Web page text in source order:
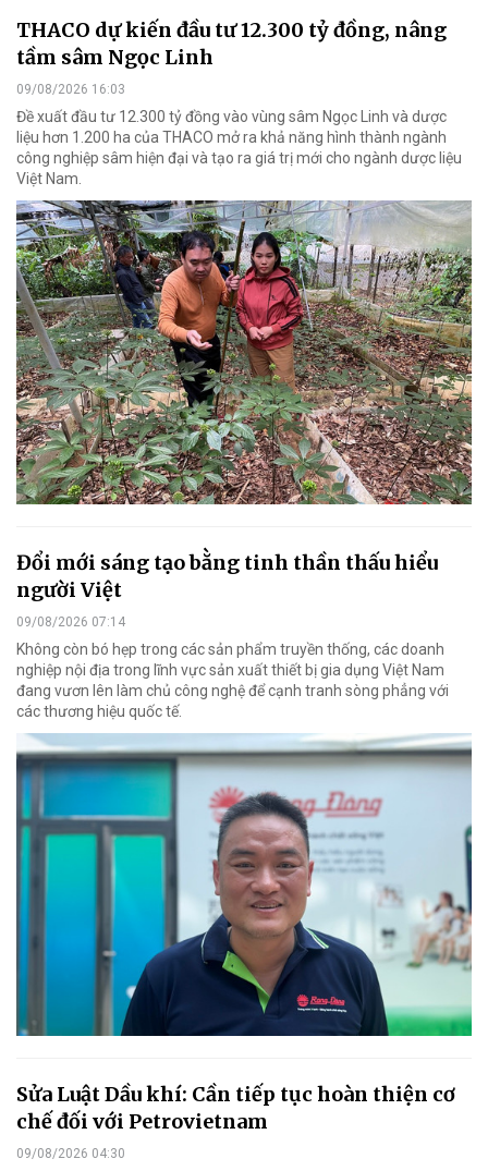
THACO dự kiến đầu tư 12.300 tỷ đồng, nâng
tầm sâm Ngọc Linh
09/08/2026 16:03
Đề xuất đầu tư 12.300 tỷ đồng vào vùng sâm Ngọc Linh và dược
liệu hơn 1.200 ha của THACO mở ra khả năng hình thành ngành
công nghiệp sâm hiện đại và tạo ra giá trị mới cho ngành dược liệu
Việt Nam.
Đổi mới sáng tạo bằng tinh thần thấu hiểu
người Việt
09/08/2026 07:14
Không còn bó hẹp trong các sản phẩm truyền thống, các doanh
nghiệp nội địa trong lĩnh vực sản xuất thiết bị gia dụng Việt Nam
đang vươn lên làm chủ công nghệ để cạnh tranh sòng phẳng với
các thương hiệu quốc tế.
Sửa Luật Dầu khí: Cần tiếp tục hoàn thiện cơ
chế đối với Petrovietnam
09/08/2026 04:30